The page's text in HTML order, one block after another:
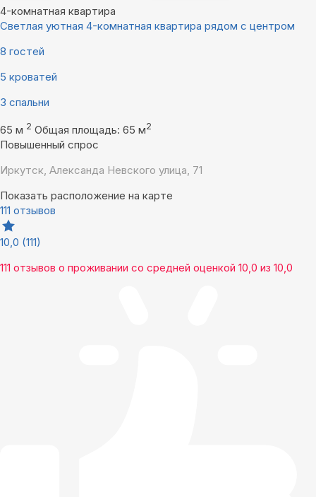
4-комнатная квартира
Светлая уютная 4-комнатная квартира рядом с центром
8 гостей
5 кроватей
3 спальни
65 м 2 Общая площадь: 65 м2
Повышенный спрос
Иркутск, Александа Невского улица, 71
Показать расположение на карте
111 отзывов
10,0 (111)
111 отзывов о проживании со средней оценкой 10,0 из 10,0